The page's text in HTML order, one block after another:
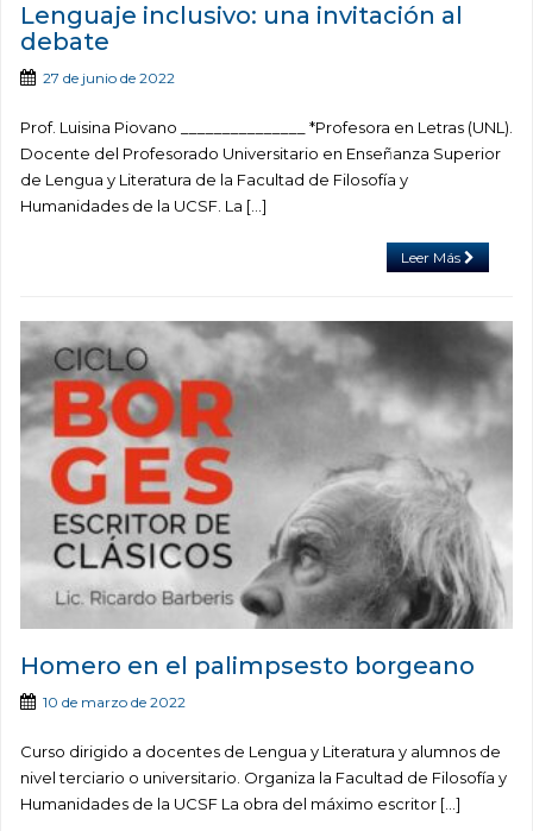
Lenguaje inclusivo: una invitación al
debate
27 de junio de 2022
Prof. Luisina Piovano _______________ *Profesora en Letras (UNL).
Docente del Profesorado Universitario en Enseñanza Superior
de Lengua y Literatura de la Facultad de Filosofía y
Humanidades de la UCSF. La […]
Leer Más
Homero en el palimpsesto borgeano
10 de marzo de 2022
Curso dirigido a docentes de Lengua y Literatura y alumnos de
nivel terciario o universitario. Organiza la Facultad de Filosofía y
Humanidades de la UCSF La obra del máximo escritor […]